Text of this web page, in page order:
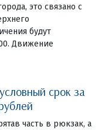
это связано с
будут
Движение
срок за
часть в рюкзак, а